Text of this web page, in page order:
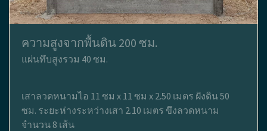
ความสูงจากพื้นดิน 200 ซม.
แผ่นทึบสูงรวม 40 ซม.
เสาลวดหนามไอ 11 ซม x 11 ซม x 2.50 เมตร ฝังดิน 50
ซม. ระยะห่างระหว่างเสา 2.10 เมตร ขึงลวดหนาม
จำนวน 8 เส้น